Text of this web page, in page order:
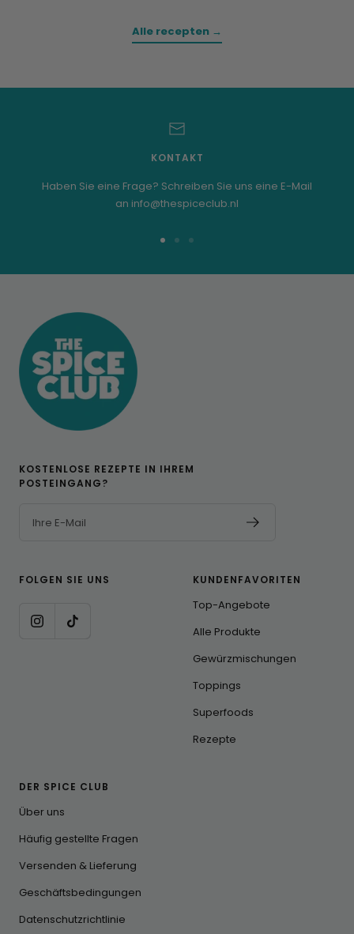
Alle recepten →
KONTAKT
Haben Sie eine Frage? Schreiben Sie uns eine E-Mail
an info@thespiceclub.nl
KOSTENLOSE REZEPTE IN IHREM
POSTEINGANG?
Ihre E-Mail
FOLGEN SIE UNS KUNDENFAVORITEN
Top-Angebote
Alle Produkte
Gewürzmischungen
Toppings
Superfoods
Rezepte
DER SPICE CLUB
Über uns
Häufig gestellte Fragen
Versenden & Lieferung
Geschäftsbedingungen
Datenschutzrichtlinie